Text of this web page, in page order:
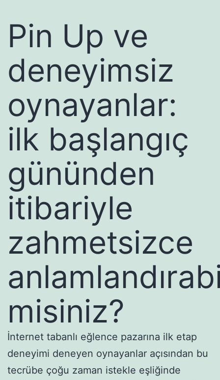
Pin Up ve
deneyimsiz
oynayanlar:
ilk başlangıç
gününden
itibariyle
zahmetsizce
misiniz?
İnternet tabanlı eğlence pazarına ilk etap
deneyimi deneyen oynayanlar açısından bu
tecrübe çoğu zaman istekle eşliğinde